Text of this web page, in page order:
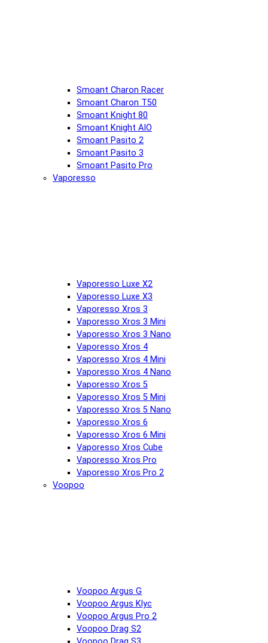
Smoant Charon Racer
Smoant Charon T50
Smoant Knight 80
Smoant Knight AIO
Smoant Pasito 2
Smoant Pasito 3
Smoant Pasito Pro
Vaporesso
Vaporesso Luxe X2
Vaporesso Luxe X3
Vaporesso Xros 3
Vaporesso Xros 3 Mini
Vaporesso Xros 3 Nano
Vaporesso Xros 4
Vaporesso Xros 4 Mini
Vaporesso Xros 4 Nano
Vaporesso Xros 5
Vaporesso Xros 5 Mini
Vaporesso Xros 5 Nano
Vaporesso Xros 6
Vaporesso Xros 6 Mini
Vaporesso Xros Cube
Vaporesso Xros Pro
Vaporesso Xros Pro 2
Voopoo
Voopoo Argus G
Voopoo Argus Klyc
Voopoo Argus Pro 2
Voopoo Drag S2